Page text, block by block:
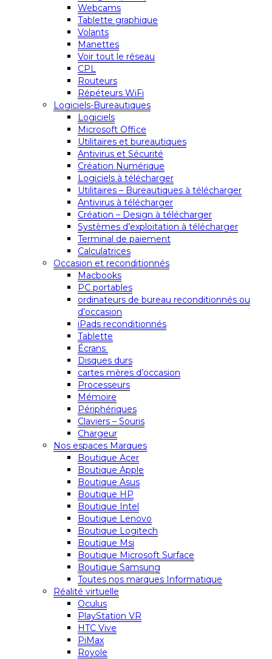
Webcams
Tablette graphique
Volants
Manettes
Voir tout le réseau
CPL
Routeurs
Répéteurs WiFi
Logiciels-Bureautiques
Logiciels
Microsoft Office
Utilitaires et bureautiques
Antivirus et Sécurité
Création Numérique
Logiciels à télécharger
Utilitaires – Bureautiques à télécharger
Antivirus à télécharger
Création – Design à télécharger
Systèmes d’exploitation à télécharger
Terminal de paiement
Calculatrices
Occasion et reconditionnés
Macbooks
PC portables
ordinateurs de bureau reconditionnés ou
d’occasion
iPads reconditionnés
Tablette
Écrans
Disques durs
cartes mères d’occasion
Processeurs
Mémoire
Périphériques
Claviers – Souris
Chargeur
Nos espaces Marques
Boutique Acer
Boutique Apple
Boutique Asus
Boutique HP
Boutique Intel
Boutique Lenovo
Boutique Logitech
Boutique Msi
Boutique Microsoft Surface
Boutique Samsung
Toutes nos marques Informatique
Réalité virtuelle
Oculus
PlayStation VR
HTC Vive
PiMax
Royole